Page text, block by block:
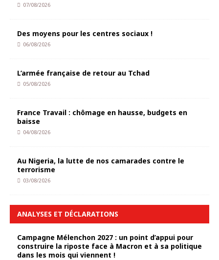
07/08/2026
Des moyens pour les centres sociaux !
06/08/2026
L’armée française de retour au Tchad
05/08/2026
France Travail : chômage en hausse, budgets en
baisse
04/08/2026
Au Nigeria, la lutte de nos camarades contre le
terrorisme
03/08/2026
ANALYSES ET DÉCLARATIONS
Campagne Mélenchon 2027 : un point d’appui pour
construire la riposte face à Macron et à sa politique
dans les mois qui viennent !